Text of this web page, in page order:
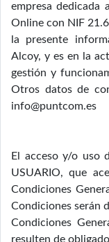
empresa dedicada
Online con NIF
la presente
Alcoy, y es en la
gestión y
Otros datos de
info@puntcom.es
El acceso y/o uso
USUARIO, que
Condiciones
Condiciones serán
Condiciones
resulten de